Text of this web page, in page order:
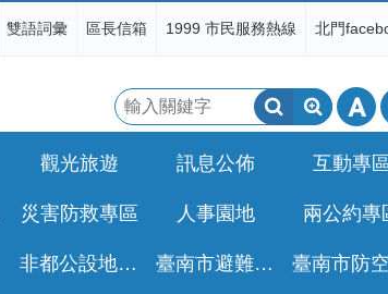
雙語詞彙 區長信箱 1999 市民服務熱線 北門
搜
尋
觀光旅遊 訊息公佈 互動專區
災害防救專區 人事園地 兩公約專
非都公設地移轉免徵土增稅專區 臺南市避難收容所一覽表